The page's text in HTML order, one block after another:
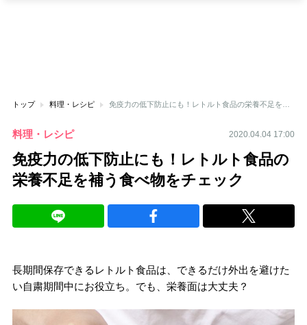
トップ 料理・レシピ
料理・レシピ 2020.04.04 17:00
免疫力の低下防止にも！レトルト食品の
栄養不足を補う食べ物をチェック
長期間保存できるレトルト食品は、できるだけ外出を避けた
い自粛期間中にお役立ち。でも、栄養面は大丈夫？